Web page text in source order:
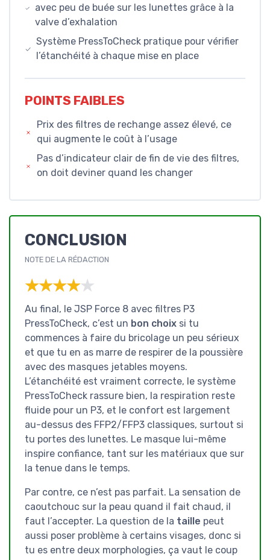
avec peu de buée sur les lunettes grâce à la
valve d’exhalation
Système PressToCheck pratique pour vérifier
l’étanchéité à chaque mise en place
POINTS FAIBLES
Prix des filtres de rechange assez élevé, ce
qui augmente le coût à l’usage
Pas d’indicateur clair de fin de vie des filtres,
on doit deviner quand les changer
CONCLUSION
NOTE DE LA RÉDACTION
★★★★★
★★★★★
Au final, le JSP Force 8 avec filtres P3
PressToCheck, c’est un bon choix si tu
commences à faire du bricolage un peu sérieux
et que tu en as marre de respirer de la poussière
avec des masques jetables moyens.
L’étanchéité est vraiment correcte, le système
PressToCheck rassure bien, la respiration reste
fluide pour un P3, et le confort est largement
au-dessus des FFP2/FFP3 classiques, surtout si
tu portes des lunettes. Le masque lui-même
inspire confiance, tant sur les matériaux que sur
la tenue dans le temps.
Par contre, ce n’est pas parfait. La sensation de
caoutchouc sur la peau quand il fait chaud, il
faut l’accepter. La question de la taille peut
aussi poser problème à certains visages, donc si
tu es entre deux morphologies, ça vaut le coup